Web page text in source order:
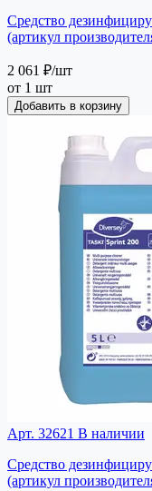
Средство
(артикул
2 061 ₽/шт
от 1 шт
Добавить в корзину
Арт. 32621 В наличии
Средство
(артикул